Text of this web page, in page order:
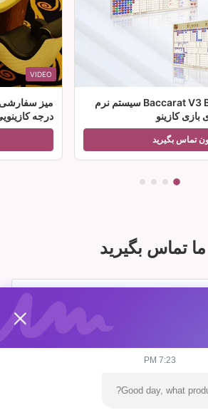
Baccarat V3 Big Road Scoring سیستم نرم
بازی کازینو
تماس بگیرید
VIDEO
میز سفارشی
درجه
ما تماس بگیرید
7:23 PM
Good day, what